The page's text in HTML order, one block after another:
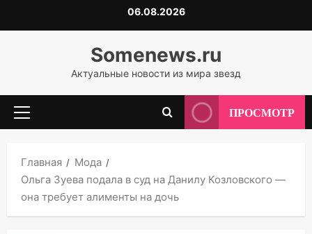
к
06.08.2026
Somenews.ru
Актуальные новости из мира звезд
Основное
ПРОСМОТР
Главная
Мода
Ольга Зуева подала в суд на Данилу Козловского —
она требует алименты на дочь